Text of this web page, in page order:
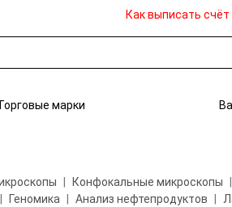
Как выписать
марки
Конфокальные микроскопы
Геномика Анализ нефтепродуктов